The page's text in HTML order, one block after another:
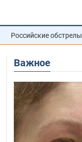
Российские обстрелы
Важное